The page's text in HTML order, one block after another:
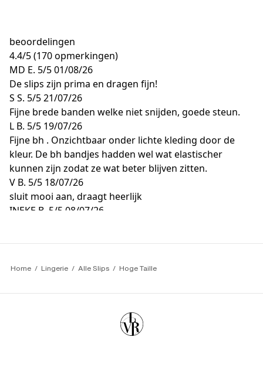
beoordelingen
4.4/5(170 opmerkingen)
MD E. 5/501/08/26
De slips zijn prima en dragen fijn!
S S. 5/521/07/26
Fijne brede banden welke niet snijden, goede steun.
L B. 5/5 19/07/26
Fijne bh . Onzichtbaar onder lichte kleding door de
kleur. De bh bandjes hadden wel wat elastischer
kunnen zijn zodat ze wat beter blijven zitten.
V B. 5/5 18/07/26
sluit mooi aan, draagt heerlijk
INEKE B. 5/5 08/07/26
Home Lingerie Alle Slips Hoge Taille